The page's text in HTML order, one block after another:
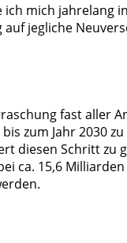
mich jahrelang
jegliche
fast aller
zum Jahr 2030
diesen Schritt zu
ca. 15,6